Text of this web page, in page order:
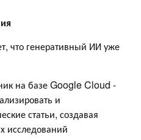
что генеративный ИИ уже
на базе Google Cloud -
и
статьи, создавая
исследований